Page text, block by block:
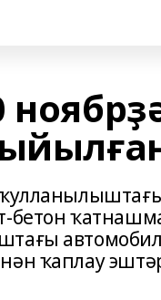
бетон
ҡаплау